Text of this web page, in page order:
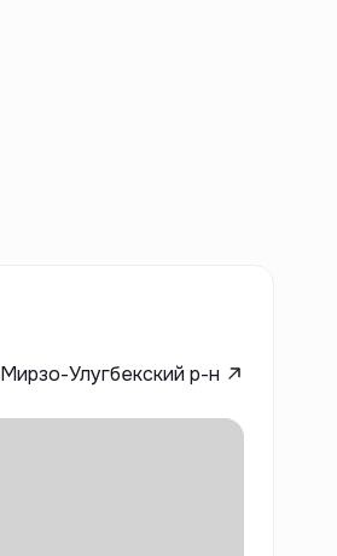
Мирзо-Улугбекский р-н